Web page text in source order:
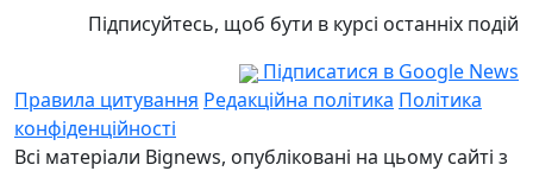
Підписуйтесь, щоб бути в курсі останніх подій
Підписатися в Google News
Правила цитування Редакційна політика Політика
конфіденційності
Всі матеріали Bignews, опубліковані на цьому сайті з